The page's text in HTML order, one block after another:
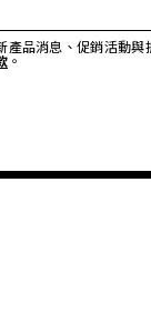
品消息、促銷活動
。